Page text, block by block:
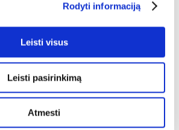
Rodyti informaciją
Leisti visus
Leisti pasirinkimą
Atmesti